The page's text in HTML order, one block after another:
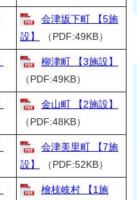
会津坂下町 【5施
設】
（PDF:49KB）
柳津町 【3施設】
（PDF:49KB）
金山町 【2施設】
（PDF:48KB）
会津美里町 【7施
設】
（PDF:52KB）
檜枝岐村 【1施